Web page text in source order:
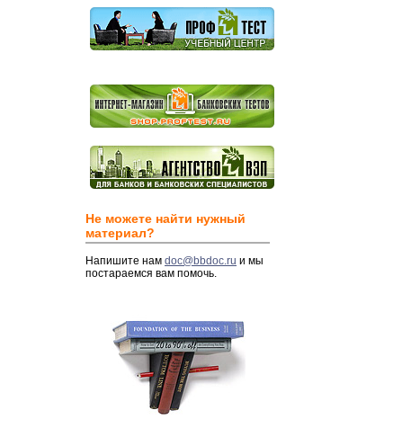
Не можете найти нужный
материал?
Напишите нам doc@bbdoc.ru и мы
постараемся вам помочь.